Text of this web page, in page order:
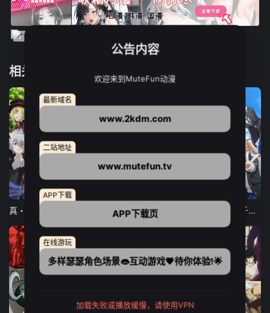
相关推荐
12集全
东京猫猫 NEW～♡ 弹珠汽水瓶里的千岁同学
公告内容
欢迎来到MuteFun动漫
最新域名
www.2kdm.com
二站地址
www.mutefun.tv
APP下载
APP下载页
在线游玩
多样瑟瑟角色场景👄互动游戏💗待你体验!🌟
加载失败或播放缓慢，请使用VPN